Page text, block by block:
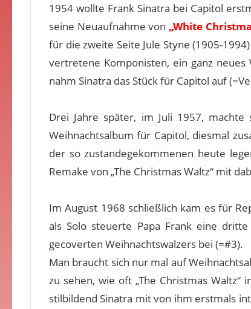
1954 wollte Frank Sinatra bei Capitol
seine Neuaufnahme von „White
für die zweite Seite Jule Styne (1905-
vertretene Komponisten, ein ganz neues
nahm Sinatra das Stück für Capitol auf
Drei Jahre später, im Juli 1957,
Weihnachtsalbum für Capitol, diesmal
der so zustandegekommenen heute
Remake von „The Christmas Waltz“ mit
Im August 1968 schließlich kam es für
als Solo steuerte Papa Frank eine
gecoverten Weihnachtswalzers bei (=#3).
Man braucht sich nur mal auf
zu sehen, wie oft „The Christmas
stilbildend Sinatra mit von ihm erstmals